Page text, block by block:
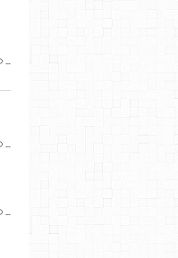
…
…
…